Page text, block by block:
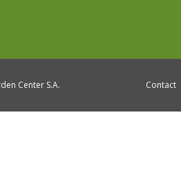
Center S.A. Contact